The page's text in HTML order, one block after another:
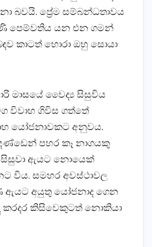
බවයි. ප්‍රේම සම්බන්ධතාවය
පෙම්වතිය යන එන ගමන්
කාටත් හොරා ඔහු සොයා
මාසයේ වෛද්‍ය සිසුවිය
විවාහ ගිවිස ගත්තේ
යෝජනාවකට අනුවය.
පහර කෑ නාගයකු
සිසුවා ඇයට නොයෙක්‌
විය. සමහර අවස්‌ථාවල
අයුතු යෝජනාද ගෙන
කිසිවෙකුටත් නොකියා